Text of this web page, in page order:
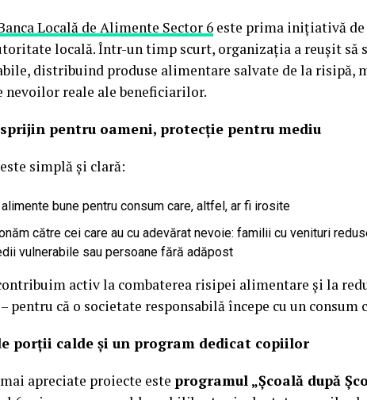
Locală de Alimente Sector 6 este prima inițiativă
locală. Într-un timp scurt, organizația a reușit să
distribuind produse alimentare salvate de la risipă,
nevoilor reale ale beneficiarilor.
pentru oameni, protecție pentru mediu
simplă și clară:
bune pentru consum care, altfel, ar fi irosite
către cei care au cu adevărat nevoie: familii cu venituri
vulnerabile sau persoane fără adăpost
activ la combaterea risipei alimentare și la
pentru că o societate responsabilă începe cu un consum
porții calde și un program dedicat copiilor
apreciate proiecte este programul „Școală după